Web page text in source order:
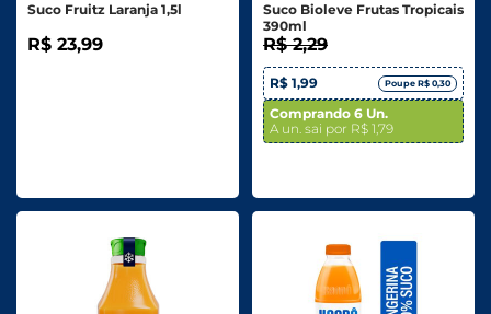
Suco Fruitz Laranja 1,5l
R$ 23,99
Suco Bioleve Frutas Tropicais
390ml
R$ 2,29
R$ 1,99 Poupe R$ 0,30
Comprando 6 Un.
A un. sai por R$ 1,79